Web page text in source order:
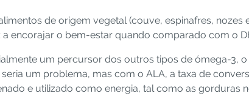
de origem vegetal (couve, espinafres,
encorajar o bem-estar quando comparado com o
um percursor dos outros tipos de ómega-3,
um problema, mas com o ALA, a taxa de
e utilizado como energia, tal como as gorduras